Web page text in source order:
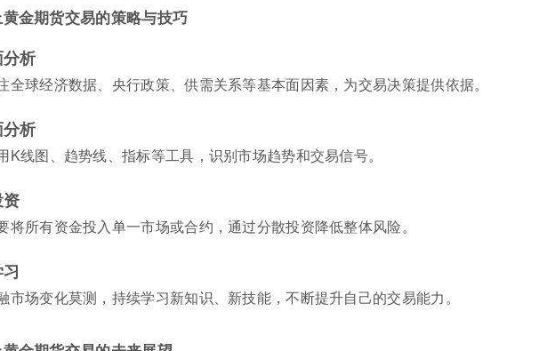
金期货交易的策略与技巧
析
全球经济数据、央行政策、供需关系等基本面因素，为交易决策提供依据。
析
K线图、趋势线、指标等工具，识别市场趋势和交易信号。
将所有资金投入单一市场或合约，通过分散投资降低整体风险。
市场变化莫测，持续学习新知识、新技能，不断提升自己的交易能力。